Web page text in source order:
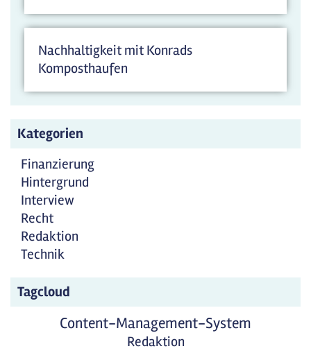
Nachhaltigkeit mit Konrads
Komposthaufen
Kategorien
Finanzierung
Hintergrund
Interview
Recht
Redaktion
Technik
Tagcloud
Content-Management-System
Redaktion